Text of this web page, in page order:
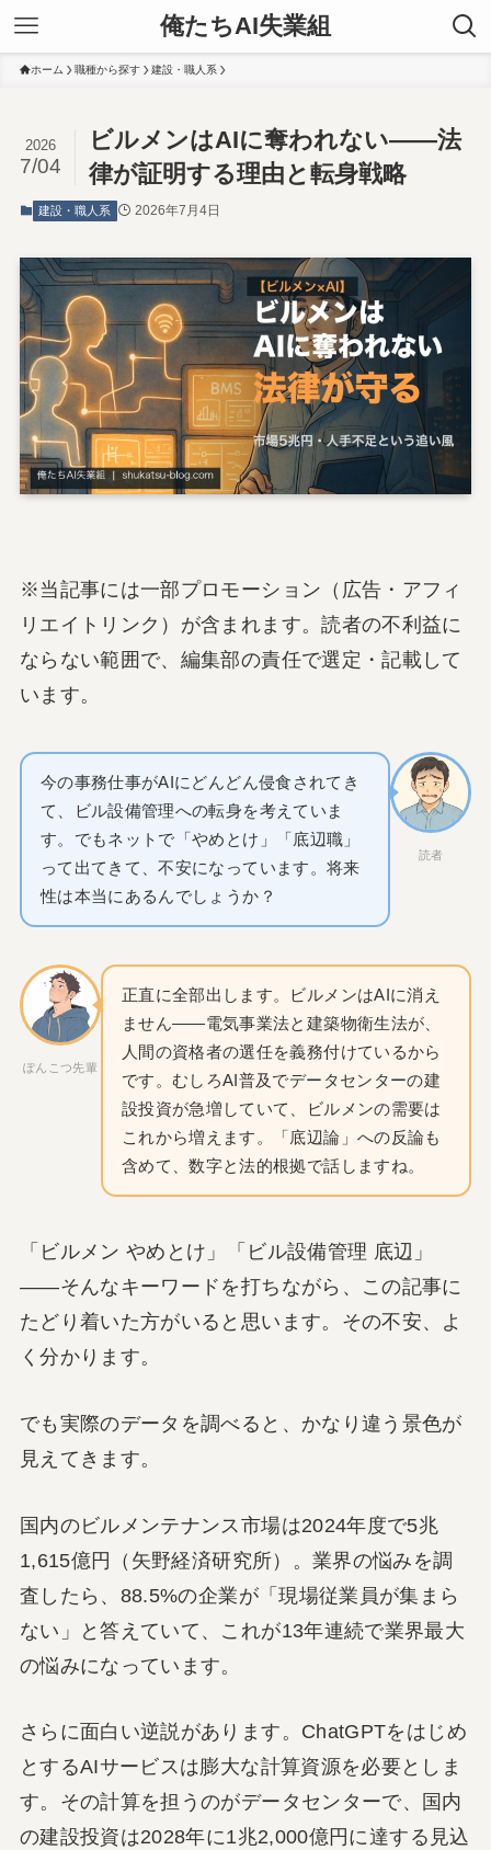
俺たちAI失業組
ホーム 職種から探す 建設・職人系
ビルメンはAIに奪われない——法
律が証明する理由と転身戦略
2026
7/04
建設・職人系 2026年7月4日
※当記事には一部プロモーション（広告・アフィ
リエイトリンク）が含まれます。読者の不利益に
ならない範囲で、編集部の責任で選定・記載して
います。
読者
今の事務仕事がAIにどんどん侵食されてき
て、ビル設備管理への転身を考えていま
す。でもネットで「やめとけ」「底辺職」
って出てきて、不安になっています。将来
性は本当にあるんでしょうか？
ぽんこつ先輩
正直に全部出します。ビルメンはAIに消え
ません——電気事業法と建築物衛生法が、
人間の資格者の選任を義務付けているから
です。むしろAI普及でデータセンターの建
設投資が急増していて、ビルメンの需要は
これから増えます。「底辺論」への反論も
含めて、数字と法的根拠で話しますね。
「ビルメン やめとけ」「ビル設備管理 底辺」
——そんなキーワードを打ちながら、この記事に
たどり着いた方がいると思います。その不安、よ
く分かります。
でも実際のデータを調べると、かなり違う景色が
見えてきます。
国内のビルメンテナンス市場は2024年度で5兆
1,615億円（矢野経済研究所）。業界の悩みを調
査したら、88.5%の企業が「現場従業員が集まら
ない」と答えていて、これが13年連続で業界最大
の悩みになっています。
さらに面白い逆説があります。ChatGPTをはじめ
とするAIサービスは膨大な計算資源を必要としま
す。その計算を担うのがデータセンターで、国内
の建設投資は2028年に1兆2,000億円に達する見込